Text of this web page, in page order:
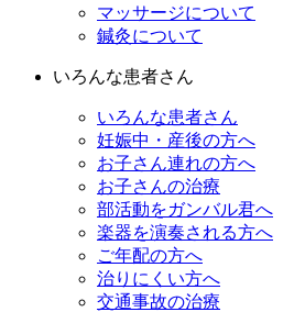
マッサージについて
鍼灸について
いろんな患者さん
いろんな患者さん
妊娠中・産後の方へ
お子さん連れの方へ
お子さんの治療
部活動をガンバル君へ
楽器を演奏される方へ
ご年配の方へ
治りにくい方へ
交通事故の治療